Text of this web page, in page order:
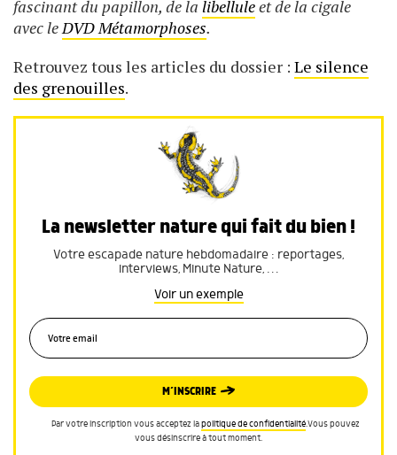
fascinant du papillon, de la libelluleet de la cigale
avec leDVD Métamorphoses.
Retrouvez tous les articles du dossier : Le silence
des grenouilles.
La newsletter nature qui fait du bien !
Votre escapade nature hebdomadaire : reportages,
interviews, Minute Nature, …
Voir un exemple
M’INSCRIRE
Par votre inscription vous acceptez la politique de confidentialité.Vous pouvez
vous désinscrire à tout moment.